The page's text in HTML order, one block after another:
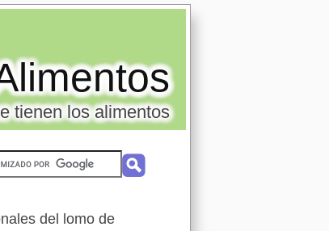
tienen los alimentos
del lomo de